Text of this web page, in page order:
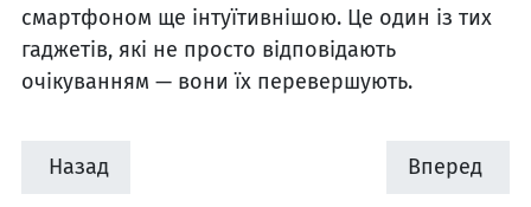
смартфоном ще інтуїтивнішою. Це один із тих
гаджетів, які не просто відповідають
очікуванням — вони їх перевершують.
Назад Вперед